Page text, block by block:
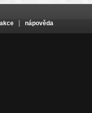
nápověda